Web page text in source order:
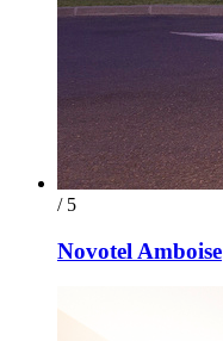
/ 5
Novotel Amboise